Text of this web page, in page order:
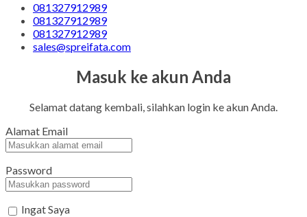
081327912989
081327912989
081327912989
sales@spreifata.com
Masuk ke akun Anda
Selamat datang kembali, silahkan login ke akun Anda.
Alamat Email
Password
Ingat Saya